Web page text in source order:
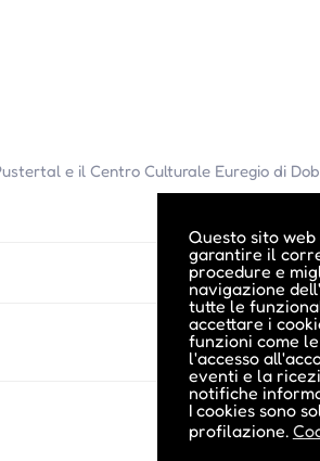
Questo sito
garantire il
procedure e
navigazione
tutte le
accettare i
funzioni come
l'accesso
eventi e la
notifiche
I cookies sono
profilazione.
e il Centro Culturale Euregio di